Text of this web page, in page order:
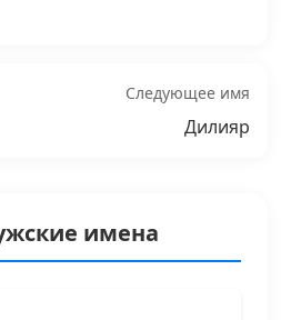
Следующее имя
Дилияр
имена